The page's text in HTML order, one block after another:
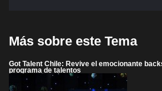
Más sobre este Tema
Got Talent Chile: Revive el emocionante
programa de talentos